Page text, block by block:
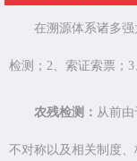
在溯源体系诸多
检测；2、索证索票；
农残检测： 从前
不对称以及相关制度